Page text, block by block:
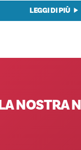
LEGGI DI PIÙ
NOSTRA